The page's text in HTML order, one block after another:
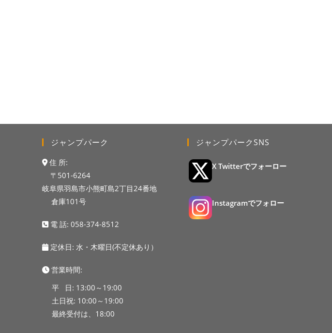
ジャンプパーク
住 所:
〒501-6264
岐阜県羽島市小熊町島2丁目24番地
倉庫101号
電 話: 058-374-8512
定休日: 水・木曜日(不定休あり）
営業時間:
平 日: 13:00～19:00
土日祝: 10:00～19:00
最終受付は、18:00
ジャンプパークSNS
X Twitterでフォーロー
Instagramでフォロー